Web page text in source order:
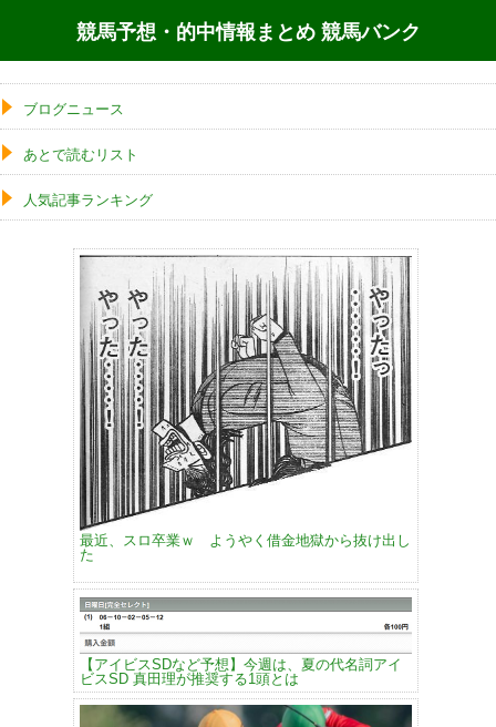
競馬予想・的中情報まとめ 競馬バンク
ブログニュース
あとで読むリスト
人気記事ランキング
最近、スロ卒業ｗ ようやく借金地獄から抜け出し
た
【アイビスSDなど予想】今週は、夏の代名詞アイ
ビスSD 真田理が推奨する1頭とは